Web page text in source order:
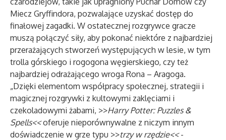
Miecz Gryffindora, pozwalające uzyskać dostęp do
finałowej zagadki. W ostatecznej rozgrywce gracze
muszą połączyć siły, aby pokonać niektóre z najbardziej
przerażających stworzeń występujących w lesie, w tym
trolla górskiego i rogogona węgierskiego, czy też
najbardziej odrażającego wroga Rona – Aragoga.
„Dzięki elementom współpracy społecznej, strategii i
magicznej rozgrywki z kultowymi zaklęciami i
czekoladowymi żabami, >>Harry Potter: Puzzles &
Spells<<oferuje nieporównywalne z niczym innym
doświadczenie w grze typu >>trzy w rzędzie<<-